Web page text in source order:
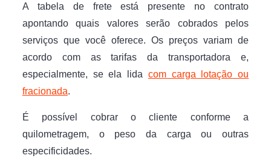
A tabela de frete está presente no contrato
apontando quais valores serão cobrados pelos
serviços que você oferece. Os preços variam de
acordo com as tarifas da transportadora e,
especialmente, se ela lida com carga lotação ou
fracionada.
É possível cobrar o cliente conforme a
quilometragem, o peso da carga ou outras
especificidades.